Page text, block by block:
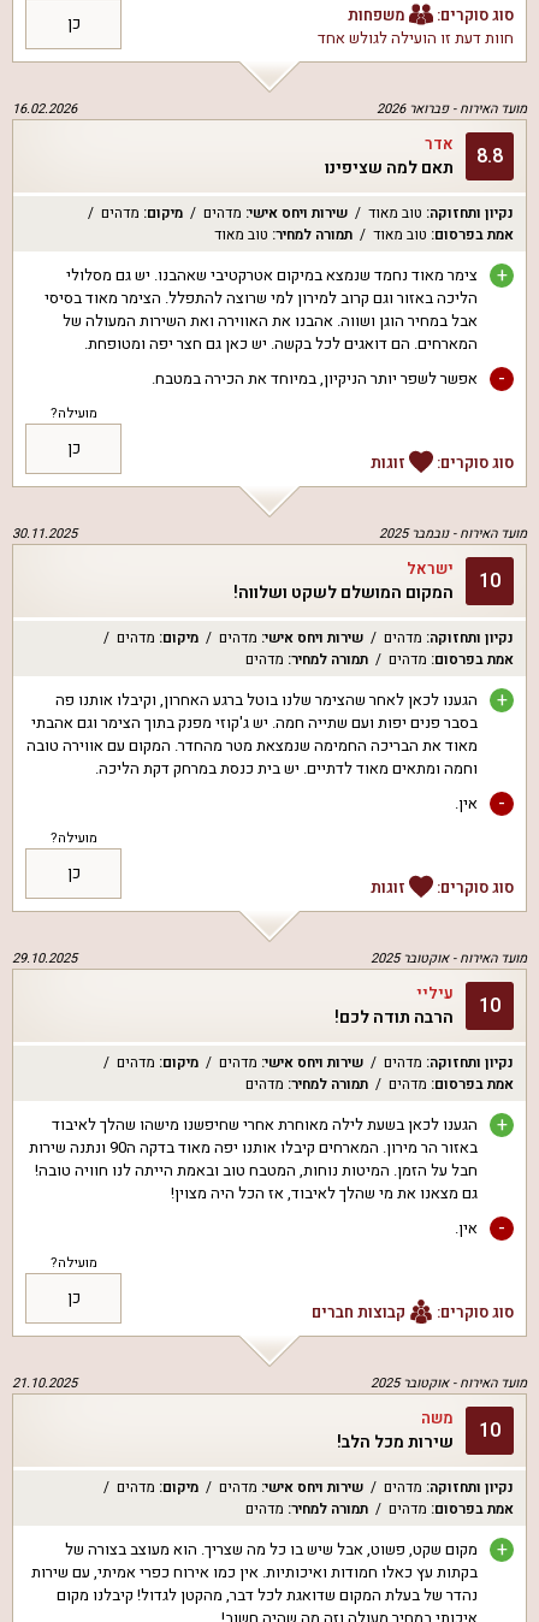
סוג סוקרים:
משפחות
חוות דעת זו הועילה לגולש אחד
כן
מועד האירוח -פברואר 2026 16.02.2026
8.8 אדר
תאם למה שציפינו
נקיון ותחזוקה: טוב מאוד שירות ויחס אישי: מדהים מיקום: מדהים
אמת בפרסום: טוב מאוד תמורה למחיר: טוב מאוד
+
צימר מאוד נחמד שנמצא במיקום אטרקטיבי שאהבנו. יש גם מסלולי
הליכה באזור וגם קרוב למירון למי שרוצה להתפלל. הצימר מאוד בסיסי
אבל במחיר הוגן ושווה. אהבנו את האווירה ואת השירות המעולה של
המארחים. הם דואגים לכל בקשה. יש כאן גם חצר יפה ומטופחת.
- אפשר לשפר יותר הניקיון, במיוחד את הכירה במטבח.
סוג סוקרים: זוגות
מועילה?
כן
מועד האירוח -נובמבר 2025 30.11.2025
10 ישראל
המקום המושלם לשקט ושלווה!
נקיון ותחזוקה: מדהים שירות ויחס אישי: מדהים מיקום: מדהים
אמת בפרסום: מדהים תמורה למחיר: מדהים
+
הגענו לכאן לאחר שהצימר שלנו בוטל ברגע האחרון, וקיבלו אותנו פה
בסבר פנים יפות ועם שתייה חמה. יש ג'קוזי מפנק בתוך הצימר וגם אהבתי
מאוד את הבריכה החמימה שנמצאת מטר מהחדר. המקום עם אווירה טובה
וחמה ומתאים מאוד לדתיים. יש בית כנסת במרחק דקת הליכה.
- אין.
סוג סוקרים: זוגות
מועילה?
כן
מועד האירוח -אוקטובר 2025 29.10.2025
10 עיליי
הרבה תודה לכם!
נקיון ותחזוקה: מדהים שירות ויחס אישי: מדהים מיקום: מדהים
אמת בפרסום: מדהים תמורה למחיר: מדהים
+
הגענו לכאן בשעת לילה מאוחרת אחרי שחיפשנו מישהו שהלך לאיבוד
באזור הר מירון. המארחים קיבלו אותנו יפה מאוד בדקה ה90 ונתנה שירות
חבל על הזמן. המיטות נוחות, המטבח טוב ובאמת הייתה לנו חוויה טובה!
גם מצאנו את מי שהלך לאיבוד, אז הכל היה מצוין!
- אין.
סוג סוקרים: קבוצות חברים
מועילה?
כן
מועד האירוח -אוקטובר 2025 21.10.2025
10 משה
שירות מכל הלב!
נקיון ותחזוקה: מדהים שירות ויחס אישי: מדהים מיקום: מדהים
אמת בפרסום: מדהים תמורה למחיר: מדהים
+
מקום שקט, פשוט, אבל שיש בו כל מה שצריך. הוא מעוצב בצורה של
בקתות עץ כאלו חמודות ואיכותיות. אין כמו אירוח כפרי אמיתי, עם שירות
נהדר של בעלת המקום שדואגת לכל דבר, מהקטן לגדול! קיבלנו מקום